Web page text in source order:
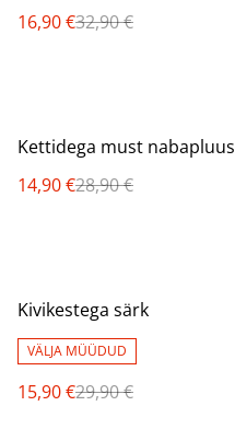
16,90 €32,90 €
%
Kettidega must nabapluus
14,90 €28,90 €
%
Kivikestega särk
VÄLJA MÜÜDUD
15,90 €29,90 €